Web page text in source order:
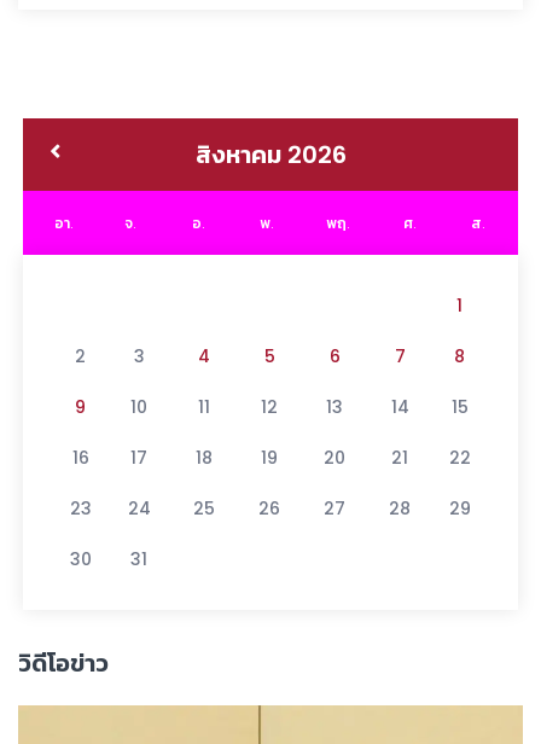
สิงหาคม 2026
อา. จ. อ. พ. พฤ. ศ. ส.
1
2 3 4 5 6 7 8
9 10 11 12 13 14 15
16 17 18 19 20 21 22
23 24 25 26 27 28 29
30 31
วิดีโอข่าว